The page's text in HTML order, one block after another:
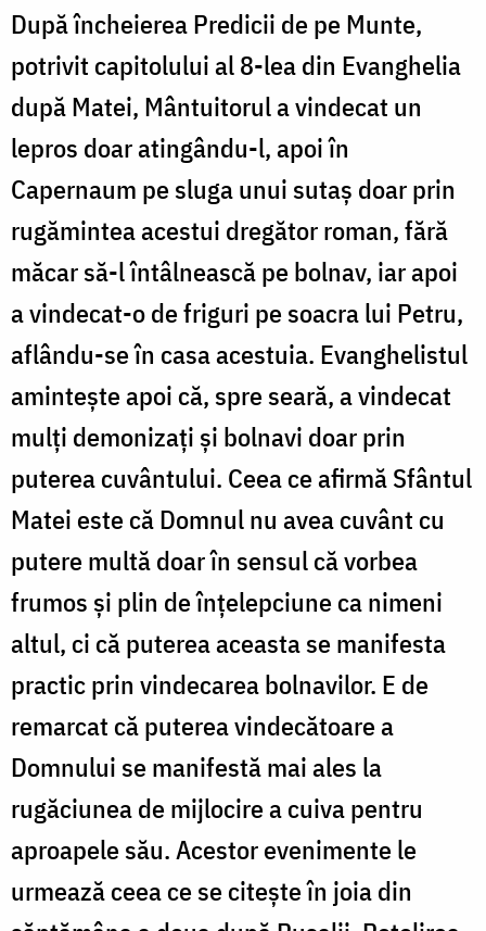
După încheierea Predicii de pe Munte,
potrivit capitolului al 8-lea din Evanghelia
după Matei, Mântuitorul a vindecat un
lepros doar atingându-l, apoi în
Capernaum pe sluga unui sutaș doar prin
rugămintea acestui dregător roman, fără
măcar să-l întâlnească pe bolnav, iar apoi
a vindecat-o de friguri pe soacra lui Petru,
aflându-se în casa acestuia. Evanghelistul
amintește apoi că, spre seară, a vindecat
mulți demonizați și bolnavi doar prin
puterea cuvântului. Ceea ce afirmă Sfântul
Matei este că Domnul nu avea cuvânt cu
putere multă doar în sensul că vorbea
frumos și plin de înțelepciune ca nimeni
altul, ci că puterea aceasta se manifesta
practic prin vindecarea bolnavilor. E de
remarcat că puterea vindecătoare a
Domnului se manifestă mai ales la
rugăciunea de mijlocire a cuiva pentru
aproapele său. Acestor evenimente le
urmează ceea ce se citește în joia din